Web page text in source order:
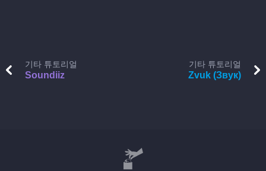
기타 튜토리얼
Soundiiz
기타 튜토리얼
Zvuk (Звук)